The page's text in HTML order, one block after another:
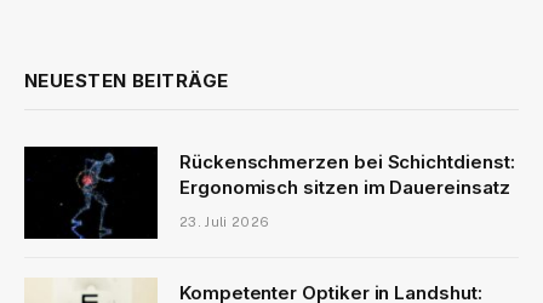
NEUESTEN BEITRÄGE
Rückenschmerzen bei Schichtdienst:
Ergonomisch sitzen im Dauereinsatz
23. Juli 2026
Kompetenter Optiker in Landshut: